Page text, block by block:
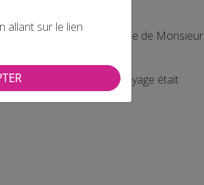
maroquinerie La Voyagerie de Monsieur
en Maroquinerie et Voyage était
allant sur le lien